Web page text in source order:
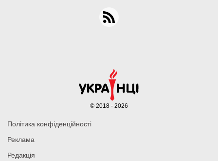
Політика конфіденційності
Реклама
Редакція
© 2018 - 2026